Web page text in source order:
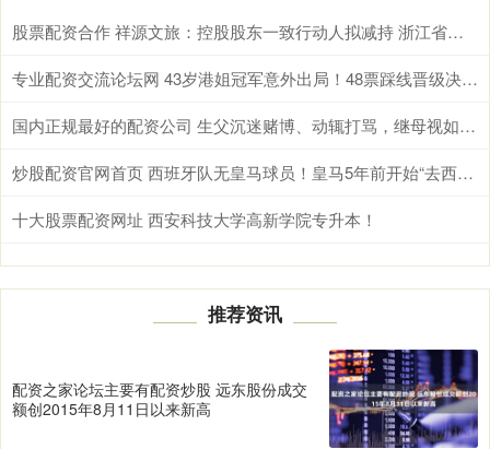
股票配资合作 祥源文旅：控股股东一致行动人拟减持 浙江省旅投集团将增持
专业配资交流论坛网 43岁港姐冠军意外出局！48票踩线晋级决赛，拥抱曾沛慈瞬间泪崩，妈妈惊喜现身看哭全场
国内正规最好的配资公司 生父沉迷赌博、动辄打骂，继母视如己出，孩子归谁？离婚时，13岁女孩一句话，法院判了
炒股配资官网首页 西班牙队无皇马球员！皇马5年前开始“去西班牙化”，现达到极致
十大股票配资网址 西安科技大学高新学院专升本！
推荐资讯
配资之家论坛主要有配资炒股 远东股份成交
额创2015年8月11日以来新高